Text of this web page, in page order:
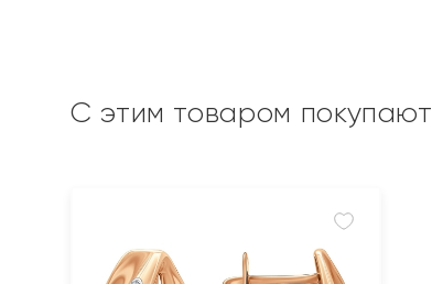
С этим товаром покупают